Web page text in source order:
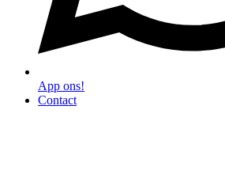
App ons!
Contact